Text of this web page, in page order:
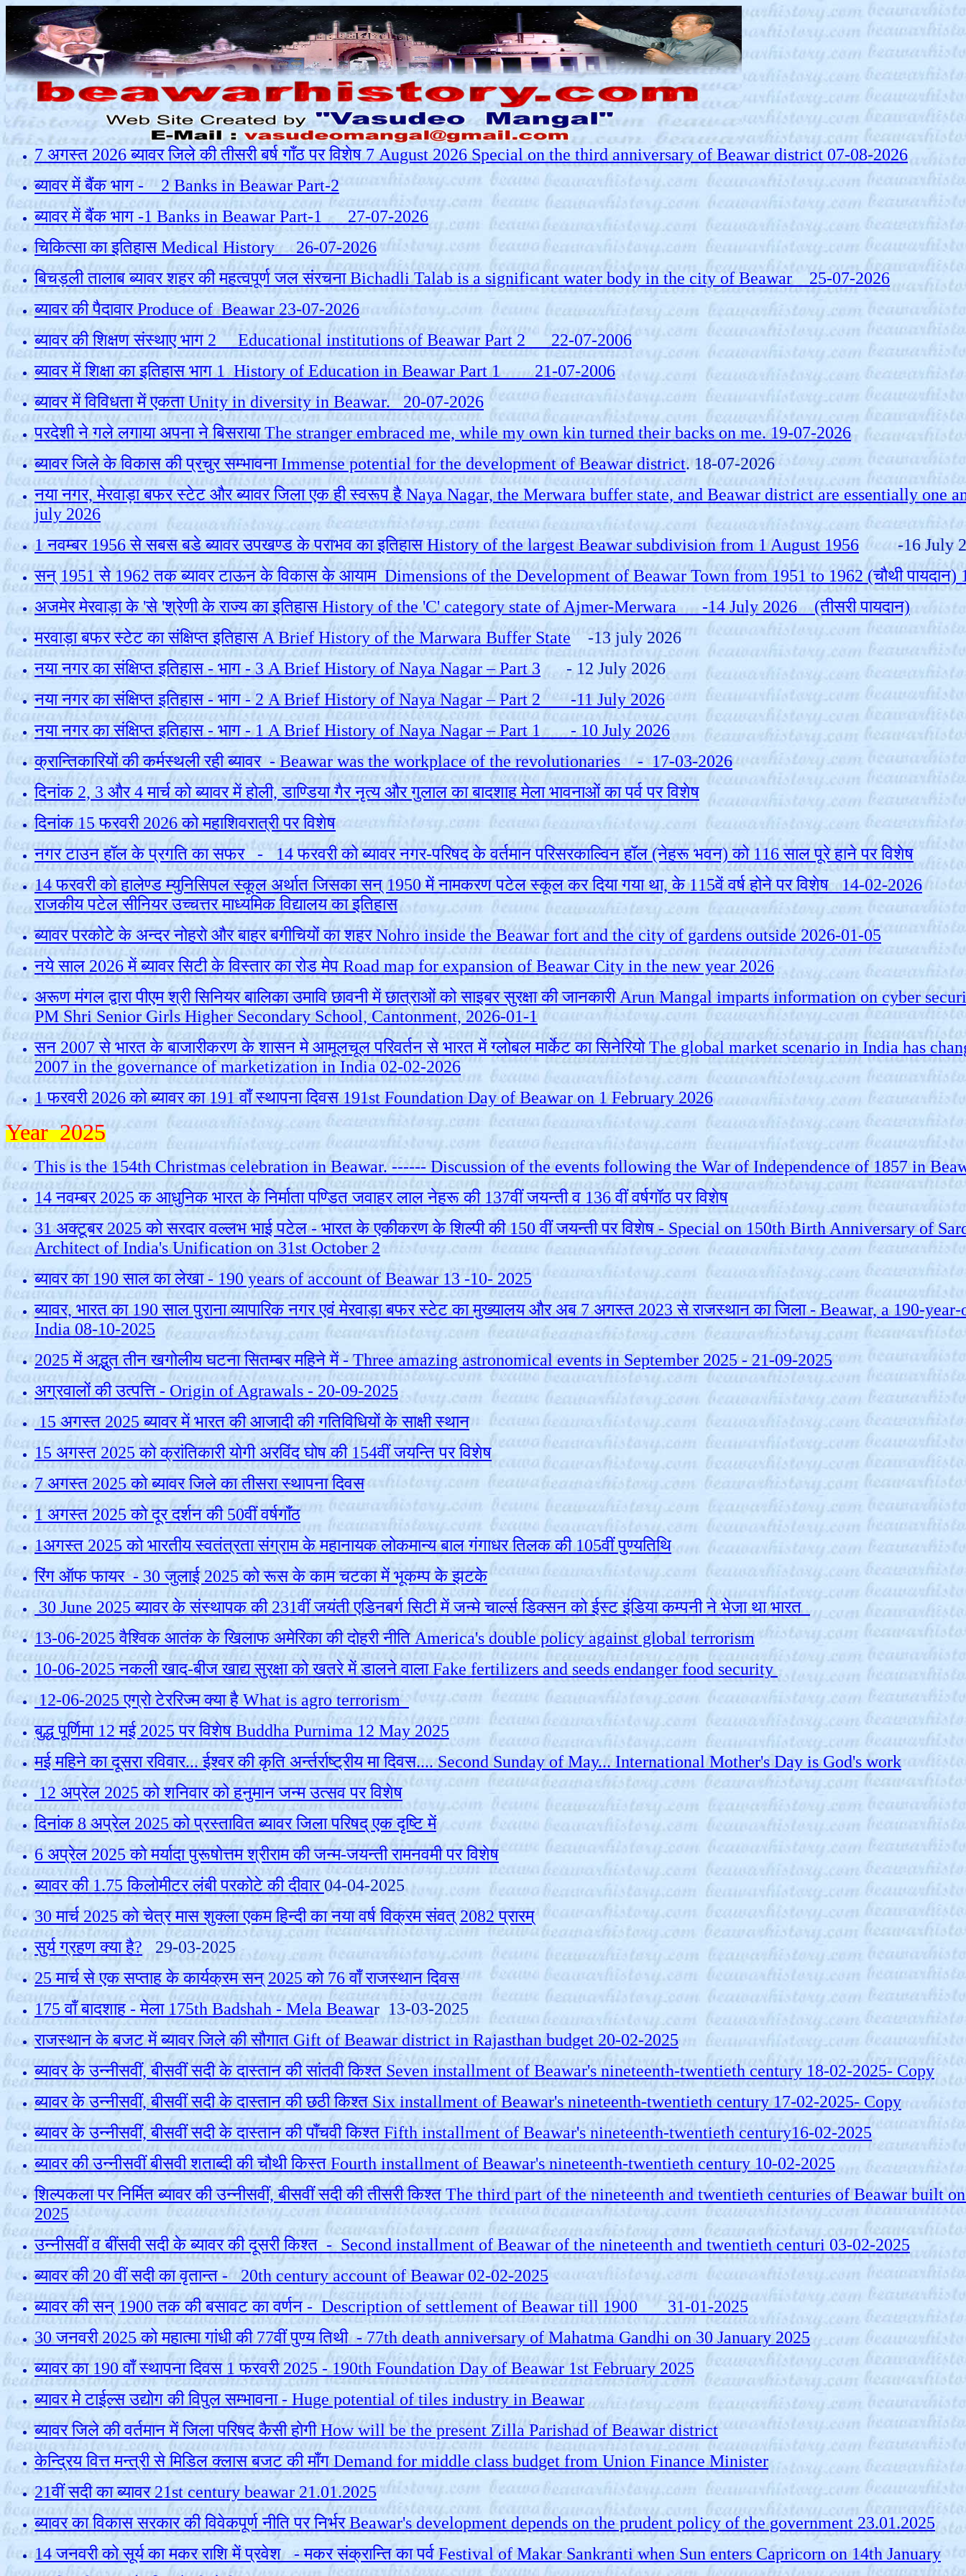
7 अगस्त 2026 ब्यावर जिले की तीसरी बर्ष गाँठ पर विशेष 7 August 2026 Special on the third anniversary of Beawar district 07-08-2026
ब्यावर में बैंक भाग - 2 Banks in Beawar Part-2
ब्यावर में बैंक भाग -1 Banks in Beawar Part-1 27-07-2026
चिकित्सा का इतिहास Medical History 26-07-2026
बिचड़ली तालाब ब्‍यावर शहर की महत्वपूर्ण जल संरचना Bichadli Talab is a significant water body in the city of Beawar 25-07-2026
ब्यावर की पैदावार Produce of Beawar 23-07-2026
ब्‍यावर की शिक्षण संस्‍थाए भाग 2 Educational institutions of Beawar Part 2 22-07-2006
ब्यावर में शिक्षा का इतिहास भाग 1 History of Education in Beawar Part 1 21-07-2006
ब्यावर में विविधता में एकता Unity in diversity in Beawar. 20-07-2026
परदेशी ने गले लगाया अपना ने बिसराया The stranger embraced me, while my own kin turned their backs on me. 19-07-2026
ब्यावर जिले के विकास की प्रचुर सम्भावना Immense potential for the development of Beawar district. 18-07-2026
नया नगर, मेरवाड़ा बफर स्टेट और ब्यावर जिला एक ही स्वरूप है Naya Nagar, the Merwara buffer state, and Beawar district are essentially one
july 2026
1 नवम्बर 1956 से सबस बडे ब्यावर उपखण्ड के पराभव का इतिहास History of the largest Beawar subdivision from 1 August 1956 -16 July
सन् 1951 से 1962 तक ब्यावर टाऊन के विकास के आयाम Dimensions of the Development of Beawar Town from 1951 to 1962 (चौथी पायदान)
अजमेर मेरवाड़ा के 'से 'श्रेणी के राज्य का इतिहास History of the 'C' category state of Ajmer-Merwara -14 July 2026 (तीसरी पायदान)
मरवाड़ा बफर स्टेट का संक्षिप्त इतिहास A Brief History of the Marwara Buffer State-13 july 2026
नया नगर का संक्षिप्त इतिहास - भाग - 3 A Brief History of Naya Nagar – Part 3 - 12 July 2026
नया नगर का संक्षिप्त इतिहास - भाग - 2 A Brief History of Naya Nagar – Part 2 -11 July 2026
नया नगर का संक्षिप्त इतिहास - भाग - 1 A Brief History of Naya Nagar – Part 1 - 10 July 2026
क्रान्तिकारियों की कर्मस्‍थली रही ब्‍यावर - Beawar was the workplace of the revolutionaries - 17-03-2026
दिनांक 2, 3 और 4 मार्च को ब्यावर में होली, डाण्डिया गैर नृत्य और गुलाल का बादशाह मेला भावनाओं का पर्व पर विशेष
दिनांक 15 फरवरी 2026 को महाशिवरात्री पर विशेष
नगर टाउन हॉल के प्रगति का सफर - 14 फरवरी को ब्यावर नगर-परिषद के वर्तमान परिसरकाल्विन हॉल (नेहरू भवन) को 116 साल पूरे हाने पर विशेष
14 फरवरी को हालेण्ड म्युनिसिपल स्कूल अर्थात जिसका सन् 1950 में नामकरण पटेल स्कूल कर दिया गया था, के 115वें वर्ष होने पर विशेष 14-02-2026
राजकीय पटेल सीनियर उच्चत्तर माध्यमिक विद्यालय का इतिहास
ब्‍यावर परकोटे के अन्‍दर नोहरो और बाहर बगीचियों का शहर Nohro inside the Beawar fort and the city of gardens outside 2026-01-05
नये साल 2026 में ब्‍यावर सिटी के विस्‍तार का रोड मेप Road map for expansion of Beawar City in the new year 2026
अरूण मंगल द्वारा पीएम श्री सिनियर बालिका उमावि छावनी में छात्राओं को साइबर सुरक्षा की जानकारी Arun Mangal imparts information on cyber
PM Shri Senior Girls Higher Secondary School, Cantonment, 2026-01-1
सन 2007 से भारत के बाजारीकरण के शासन मे आमूलचूल परिवर्तन से भारत में ग्लोबल मार्केट का सिनेरियो The global market scenario in India has
2007 in the governance of marketization in India 02-02-2026
1 फरवरी 2026 को ब्यावर का 191 वाँ स्थापना दिवस 191st Foundation Day of Beawar on 1 February 2026
Year 2025
This is the 154th Christmas celebration in Beawar. ------ Discussion of the events following the War of Independence of 1857 in
14 नवम्बर 2025 क आधुनिक भारत के निर्माता पण्डित जवाहर लाल नेहरू की 137वीं जयन्ती व 136 वीं वर्षगॉठ पर विशेष
31 अक्टूबर 2025 को सरदार वल्लभ भाई पटेल - भारत के एकीकरण के शिल्पी की 150 वीं जयन्ती पर विशेष - Special on 150th Birth Anniversary of
Architect of India's Unification on 31st October 2
ब्‍यावर का 190 साल का लेखा - 190 years of account of Beawar 13 -10- 2025
ब्यावर, भारत का 190 साल पुराना व्यापारिक नगर एवं मेरवाड़ा बफर स्टेट का मुख्यालय और अब 7 अगस्त 2023 से राजस्थान का जिला - Beawar, a 190-
India 08-10-2025
2025 में अद्भुत तीन खगोलीय घटना सितम्बर महिने में - Three amazing astronomical events in September 2025 - 21-09-2025
अग्रवालों की उत्पत्ति - Origin of Agrawals - 20-09-2025
15अगस्‍त 2025 ब्यावर में भारत की आजादी की गतिविधियों के साक्षी स्थान
15 अगस्त 2025 को क्रांतिकारी योगी अरविंद घोष की 154वीं जयन्ति पर विशेष
7 अगस्त 2025 को ब्यावर जिले का तीसरा स्थापना दिवस
1 अगस्त 2025 को दूर दर्शन की 50वीं वर्षगाँठ
1अगस्त 2025 को भारतीय स्वतंत्रता संग्राम के महानायक लोकमान्य बाल गंगाधर तिलक की 105वीं पुण्यतिथि
रिंग ऑफ फायर- 30 जुलाई 2025 को रूस के काम चटका में भूकम्प के झटके
30 June 2025 ब्‍यावर के संस्‍थापक की 231वीं जयंती एडिनबर्ग सिटी में जन्‍मे चार्ल्‍स डिक्‍सन को ईस्‍ट इंडिया कम्‍पनी ने भेजा था भारत
13-06-2025 वैश्विक आतंक के खिलाफ अमेरिका की दोहरी नीति America's double policy against global terrorism
10-06-2025 नकली खाद-बीज खाद्य सुरक्षा को खतरे में डालने वाला Fake fertilizers and seeds endanger food security
12-06-2025 एग्रो टेररिज्म क्या है What is agro terrorism
बुद्ध पूर्णिमा 12 मई 2025 पर विशेष Buddha Purnima 12 May 2025
मई महिने का दूसरा रविवार... ईश्वर की कृति अर्न्तर्राष्ट्रीय मा दिवस.... Second Sunday of May... International Mother's Day is God's work
12 अप्रेल 2025 को शनिवार को हनुमान जन्म उत्सव पर विशेष
दिनांक 8 अप्रेल 2025 को प्रस्तावित ब्यावर जिला परिषद् एक दृष्टि में
6 अप्रेल 2025 को मर्यादा पुरूषोत्तम श्रीराम की जन्म-जयन्ती रामनवमी पर विशेष
ब्‍यावर की 1.75 किलोमीटर लंबी परकोटे की दीवार 04-04-2025
30 मार्च 2025 को चेत्र मास शुक्ला एकम हिन्दी का नया वर्ष विक्रम संवत् 2082 प्रारम्
सुर्य ग्रहण क्या है? 29-03-2025
25 मार्च से एक सप्ताह के कार्यक्रम सन् 2025 को 76 वाँ राजस्थान दिवस
175 वाँ बादशाह - मेला 175th Badshah - Mela Beawar 13-03-2025
राजस्‍थान के बजट में ब्‍यावर जिले की सौगात Gift of Beawar district in Rajasthan budget 20-02-2025
ब्यावर के उन्नीसवीं, बीसवीं सदी के दास्तान कीसांतवीकिश्त Seven installment of Beawar's nineteenth-twentieth century 18-02-2025- Copy
ब्यावर के उन्नीसवीं, बीसवीं सदी के दास्तान की छठी किश्त Six installment of Beawar's nineteenth-twentieth century 17-02-2025- Copy
ब्यावर के उन्नीसवीं, बीसवीं सदी के दास्तान की पाँचवी किश्त Fifth installment of Beawar's nineteenth-twentieth century16-02-2025
ब्यावर की उन्नीसवीं बीसवी शताब्दी की चौथी किस्त Fourth installment of Beawar's nineteenth-twentieth century 10-02-2025
शिल्पकला पर निर्मित ब्यावर की उन्नीसवीं, बीसवीं सदी की तीसरी किश्त The third part of the nineteenth and twentieth centuries of Beawar built
2025
उन्नीसवीं व बींसवी सदी के ब्यावर की दूसरी किश्त - Second installment of Beawar of the nineteenth and twentieth centuri 03-02-2025
ब्यावर की 20 वीं सदी का वृतान्त - 20th century account of Beawar 02-02-2025
ब्यावर की सन् 1900 तक की बसावट का वर्णन - Description of settlement of Beawar till 1900 31-01-2025
30 जनवरी 2025 को महात्मा गांधी की 77वीं पुण्य तिथी - 77th death anniversary of Mahatma Gandhi on 30 January 2025
ब्यावर का 190 वाँ स्थापना दिवस 1 फरवरी 2025 - 190th Foundation Day of Beawar 1st February 2025
ब्यावर मे टाईल्स उद्योग की विपुल सम्भावना - Huge potential of tiles industry in Beawar
ब्यावर जिले की वर्तमान में जिला परिषद कैसी होगी How will be the present Zilla Parishad of Beawar district
केन्द्रिय वित्त मन्त्री से मिडिल क्लास बजट की माँग Demand for middle class budget from Union Finance Minister
21वीं सदी का ब्यावर 21st century beawar 21.01.2025
ब्यावर का विकास सरकार की विवेकपूर्ण नीति पर निर्भर Beawar's development depends on the prudent policy of the government 23.01.2025
14 जनवरी को सूर्य का मकर राशि में प्रवेश - मकर संक्रान्ति का पर्व Festival of Makar Sankranti when Sun enters Capricorn on 14th January